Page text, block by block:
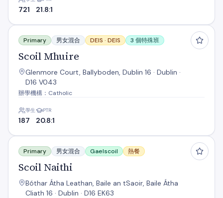
721 21.8:1
Scoil Mhuire
Primary 男女混合 DEIS · DEIS 3 個特殊班
Scoil Mhuire
Glenmore Court, Ballyboden, Dublin 16 · Dublin ·
D16 V043
辦學機構：Catholic
學生
187
PTR
20.8:1
Scoil Naithi
Primary 男女混合 Gaelscoil 熱餐
Scoil Naithi
Bóthar Átha Leathan, Baile an tSaoir, Baile Átha
Cliath 16 · Dublin · D16 EK63